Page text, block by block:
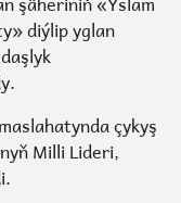
diýlip yglan
çykyş
Milli Lideri,